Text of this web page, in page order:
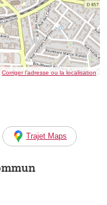
Corriger l’adresse ou la localisation
Trajet Maps